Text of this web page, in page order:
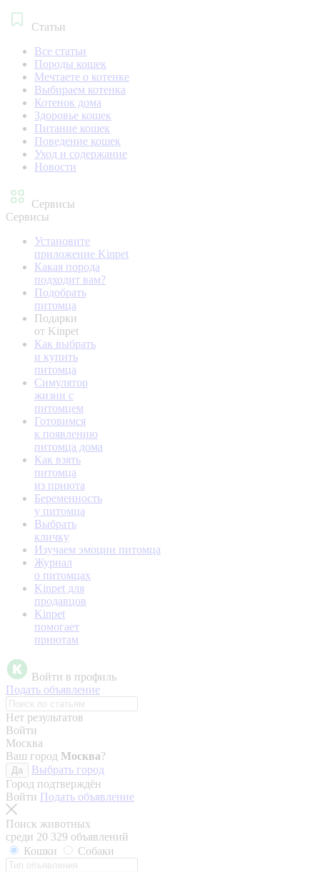
Статьи
Все статьи
Породы кошек
Мечтаете о котенке
Выбираем котенка
Котенок дома
Здоровье кошек
Питание кошек
Поведение кошек
Уход и содержание
Новости
Сервисы
Сервисы
Установите
приложение Kinpet
Какая порода
подходит вам?
Подобрать
питомца
Подарки
от Kinpet
Как выбрать
и купить
питомца
Симулятор
жизни с
питомцем
Готовимся
к появлению
питомца дома
Как взять
питомца
из приюта
Беременность
у питомца
Выбрать
кличку
Изучаем эмоции питомца
Журнал
о питомцах
Kinpet для
продавцов
Kinpet
помогает
приютам
Войти в профиль
Подать объявление
Нет результатов
Войти
Москва
Ваш город Москва?
Да
Выбрать город
Город подтверждён
Войти Подать объявление
Поиск животных
среди 20 329 объявлений
Кошки
Собаки